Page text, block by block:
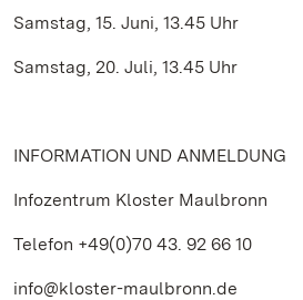
Samstag, 15. Juni, 13.45 Uhr
Samstag, 20. Juli, 13.45 Uhr
INFORMATION UND ANMELDUNG
Infozentrum Kloster Maulbronn
Telefon +49(0)70 43. 92 66 10
info@kloster-maulbronn.de